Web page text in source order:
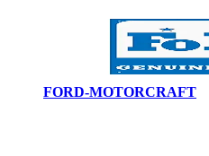
FORD-MOTORCRAFT